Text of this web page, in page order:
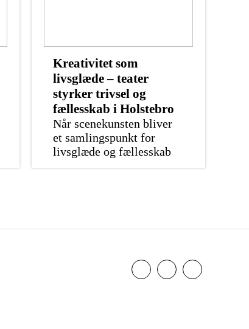
Kreativitet som
livsglæde – teater
styrker trivsel og
fællesskab i Holstebro
Når scenekunsten bliver
et samlingspunkt for
livsglæde og fællesskab